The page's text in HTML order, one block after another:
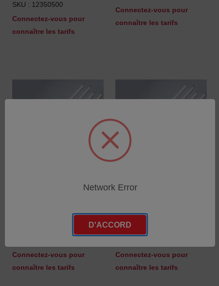
SKU : 12350500
Connectez-vous pour
connaître les tarifs
Connectez-vous pour
connaître les tarifs
Connectez-vous pour
connaître les tarifs
Standard de 12 pieces
Connectez-vous pour
connaître les tarifs
Network Error
D'ACCORD